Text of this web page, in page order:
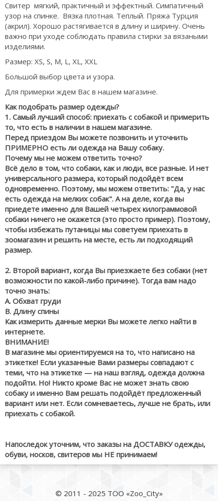
Свитер мягкий, практичный и эффектный. Симпатичный
узор на спинке. Вязка плотная. Теплый. Пряжа Турция
(акрил). Хорошо растягивается в длину и ширину. Очень
важно при уходе соблюдать правила стирки за вязаными
изделиями.
Размер: XS, S, M, L, XL, XXL
Большой выбор цвета и узора.
Для примерки ждем Вас в нашем магазине.
Как подобрать размер одежды?
1. Самый лучший способ: приехать с собакой и примерить
то, что есть в наличии в нашем магазине.
Перед приездом Вы можете позвонить и уточнить
ПРИМЕРНО есть ли одежда на Вашу собаку.
Почему мы не можем ответить точно?
Всё дело в том, что собаки, как и люди, все разные. И нет
универсального размера, который подойдёт всем
одновременно. Поэтому, мы можем ответить: "Да, у нас
есть одежда на мелких собак". А на деле, когда вы
приедете именно для Вашей четырех килограммовой
собаки ничего не окажется (это просто пример). Поэтому,
чтобы избежать путаницы мы советуем приехать в
зоомагазин и решить на месте, есть ли подходящий
размер.
2. Второй вариант, когда Вы приезжаете без собаки (нет
возможности по какой-либо причине). Тогда вам надо
точно знать:
А. Обхват груди
В. Длину спины
Как измерить данные мерки Вы можете легко найти в
интернете.
ВНИМАНИЕ!
В магазине мы ориентируемся на то, что написано на
этикетке! Если указанные Вами размеры совпадают с
теми, что на этикетке — на наш взгляд, одежда должна
подойти. Но! Никто кроме Вас не может знать свою
собаку и именно Вам решать подойдёт предложенный
вариант или нет. Если сомневаетесь, лучше не брать, или
приехать с собакой.
Напоследок уточним, что заказы на ДОСТАВКУ одежды,
обуви, носков, свитеров мы НЕ принимаем!
© 2011 - 2025 ТОО «Zoo_City»